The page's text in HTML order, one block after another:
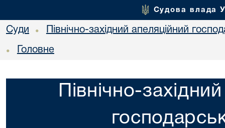
Судова влада
Суди • Північно-західний апеляційний
• Головне
Північно-